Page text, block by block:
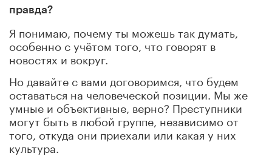
правда?
Я понимаю, почему ты можешь так думать,
особенно с учётом того, что говорят в
новостях и вокруг.
Но давайте с вами договоримся, что будем
оставаться на человеческой позиции. Мы же
умные и объективные, верно? Преступники
могут быть в любой группе, независимо от
того, откуда они приехали или какая у них
культура.